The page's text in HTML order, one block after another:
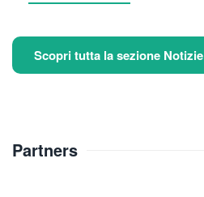
Scopri tutta la sezione Notizie
Partners